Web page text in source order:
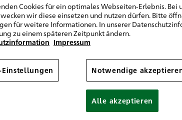
2195 92986711
senden
08:30 - 17:00
42499
Route planen
Dienstag
Donnerstag
Freitag
Samstag
Cookies für ein optimales Webseiten-Erlebnis. Bei
wir diese einsetzen und nutzen dürfen. Bitte
für weitere Informationen. In unserer
zu einem späteren Zeitpunkt ändern.
Impressum
Einstellungen Notwendige
Alle akzeptieren